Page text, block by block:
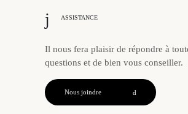
ASSISTANCE
Il nous fera plaisir de répondre à
questions et de bien vous conseiller.
Nous joindre